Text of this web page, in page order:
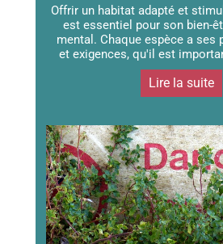
Offrir un habitat adapté et
est essentiel pour son bien-
mental. Chaque espèce a ses
et exigences, qu'il est
Lire la suite